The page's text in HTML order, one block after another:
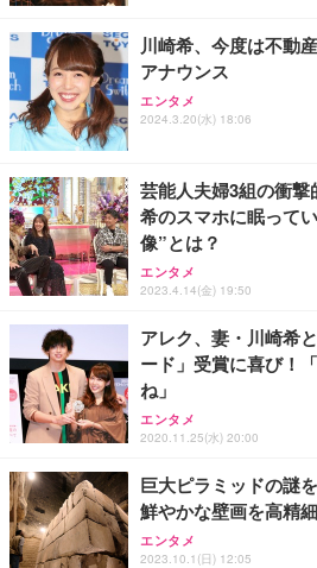
務用 おしゃれ パソコン
Sezlife オフィスチェア
ワーク チェア 強化バッ
能 人間工学 椅子 腰サポ
務用 おしゃれ パソコン
ANDWINT オフィスチェ
ッシュ 通気性 ランバー
ス圧無段階昇降 360度回
ト 幅52×奥行58.5×高さ
￥4,139
Amazon Fire TV Stick
体験 | ストリーミングメ
Amazon Echo Dot (エコ
a、センサー搭載、鮮や
￥7,480
Amazon Fire TV Stick
体験 | ストリーミングメ
Amazon Echo Dot (エコ
a、センサー搭載、鮮や
￥7,480
川崎希、今度は不動
アナウンス
エンタメ
2024.3.20(水) 18:06
芸能人夫婦3組の衝
希のスマホに眠って
像”とは？
エンタメ
2023.4.14(金) 19:50
アレク、妻・川崎希
ード」受賞に喜び！
ね」
エンタメ
2020.11.25(水) 20:00
巨大ピラミッドの謎
鮮やかな壁画を高精
エンタメ
2023.10.1(日) 12:05